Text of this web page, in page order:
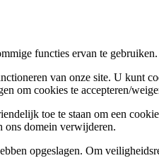
functies ervan te gebruiken.
van onze site. U kunt
om cookies te accepteren/
toe te staan om een
ons domein verwijderen.
opgeslagen. Om